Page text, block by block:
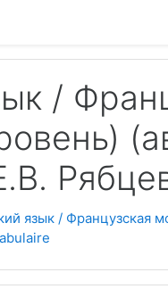
/
язык / Французская